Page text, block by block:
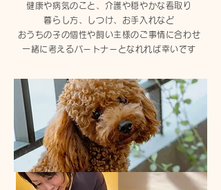
健康や病気のこと、介護や穏やかな看取り
暮らし方、しつけ、 お手入れなど
おうちの子の個性や飼い主様のご事情に合わせ
一緒に考える パートナーとなれれば幸いです​​